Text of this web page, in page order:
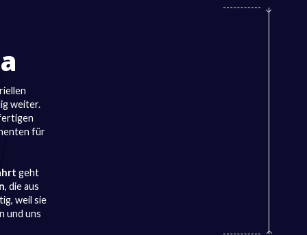
weiter.
für
geht
, die aus
weil sie
und uns